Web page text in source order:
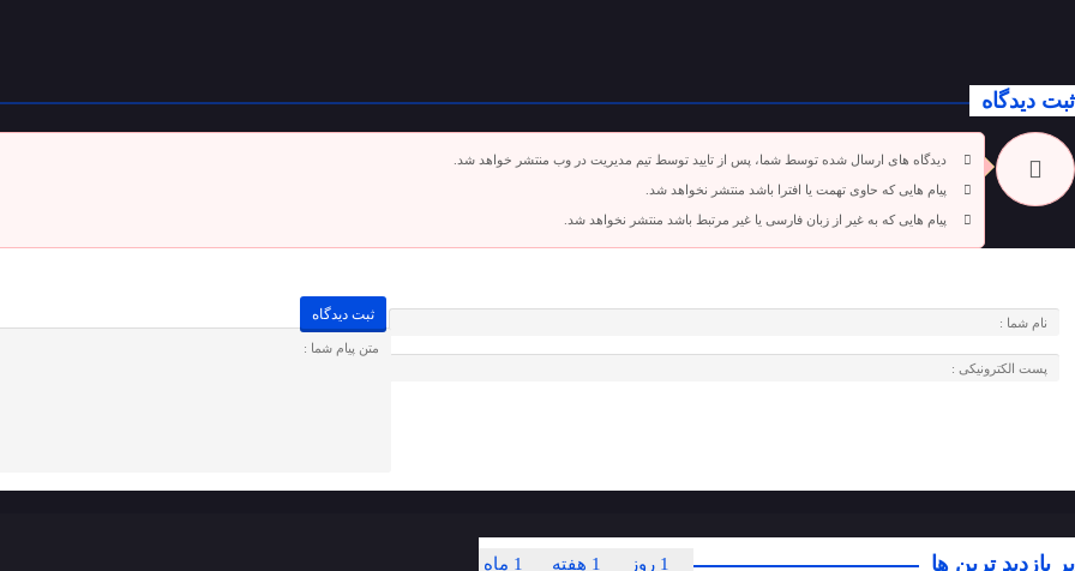
ثبت دیدگاه
دیدگاه های ارسال شده توسط شما، پس از تایید توسط تیم مدیریت در وب منتشر خواهد شد.
پیام هایی که حاوی تهمت یا افترا باشد منتشر نخواهد شد.
پیام هایی که به غیر از زبان فارسی یا غیر مرتبط باشد منتشر نخواهد شد.
پر بازدید ترین ها 1 ماه 1 هفته 1 روز